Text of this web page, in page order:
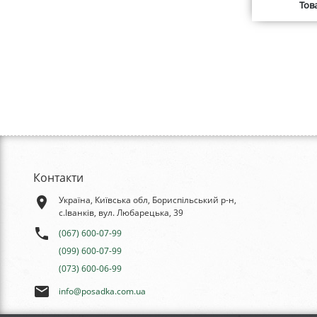
Контакти
place
Україна, Київська обл, Бориспільський р-н,
с.Іванків, вул. Любарецька, 39
phone
(067) 600-07-99
(099) 600-07-99
(073) 600-06-99
email info@posadka.com.ua